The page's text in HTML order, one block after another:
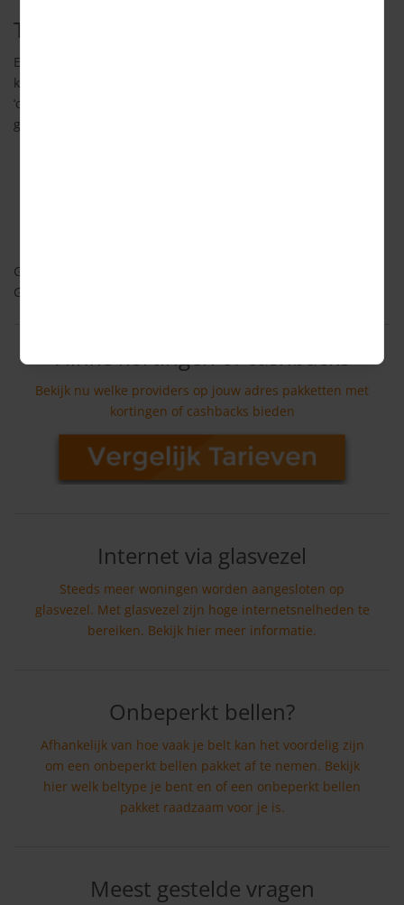
Telefonie
Er zijn vandaag de dag verschillende aanbieders waaruit je
kunt kiezen. Gezamenlijk bieden zij vele mogelijkheden: de
‘ouderwetse’ analoge lijn, of digitaal via (A)DSL, kabel of
glasvezel. Hieronder zie je de netwerkmogelijkheden:
Ga terug naar de
Ga terug naar de
Flinke kortingen of cashbacks
Bekijk nu welke providers op jouw adres pakketten met
kortingen of cashbacks bieden
Internet via glasvezel
Steeds meer woningen worden aangesloten op
glasvezel. Met glasvezel zijn hoge internetsnelheden te
bereiken. Bekijk hier meer informatie.
Onbeperkt bellen?
Afhankelijk van hoe vaak je belt kan het voordelig zijn
om een onbeperkt bellen pakket af te nemen. Bekijk
hier welk beltype je bent en of een onbeperkt bellen
pakket raadzaam voor je is.
Meest gestelde vragen